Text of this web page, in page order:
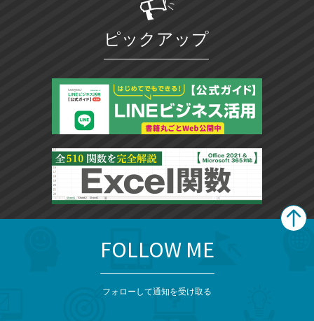
ピックアップ
FOLLOW ME
フォローして通知を受け取る